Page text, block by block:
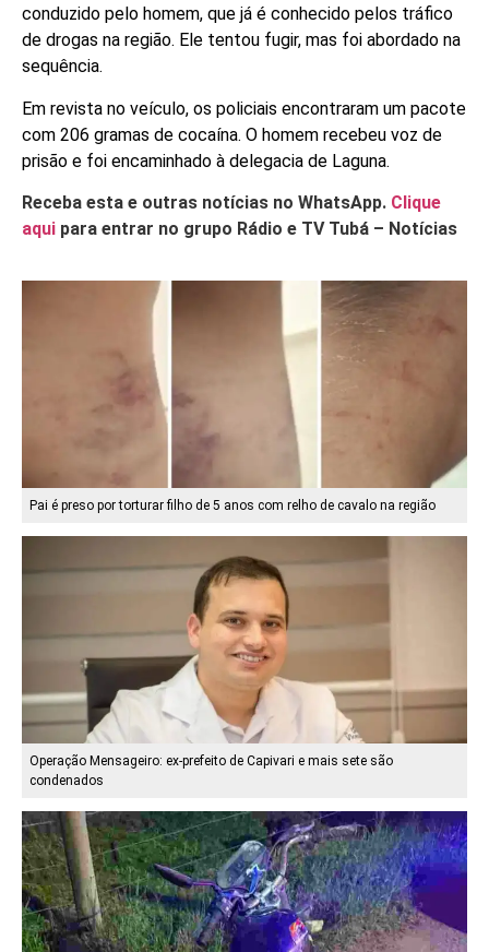
conduzido pelo homem, que já é conhecido pelos tráfico
de drogas na região. Ele tentou fugir, mas foi abordado na
sequência.
Em revista no veículo, os policiais encontraram um pacote
com 206 gramas de cocaína. O homem recebeu voz de
prisão e foi encaminhado à delegacia de Laguna.
Receba esta e outras notícias no WhatsApp. Clique
aqui para entrar no grupo Rádio e TV Tubá – Notícias
Pai é preso por torturar filho de 5 anos com relho de cavalo na região
Operação Mensageiro: ex-prefeito de Capivari e mais sete são
condenados